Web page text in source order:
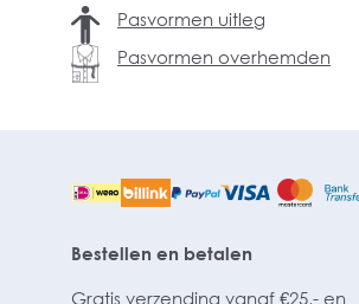
Pasvormen uitleg
Pasvormen overhemden
Bestellen en betalen
Gratis verzending vanaf €25,- en